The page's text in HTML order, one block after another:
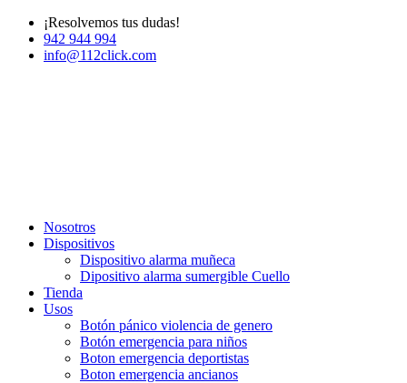
¡Resolvemos tus dudas!
942 944 994
info@112click.com
Nosotros
Dispositivos
Dispositivo alarma muñeca
Dipositivo alarma sumergible Cuello
Tienda
Usos
Botón pánico violencia de genero
Botón emergencia para niños
Boton emergencia deportistas
Boton emergencia ancianos